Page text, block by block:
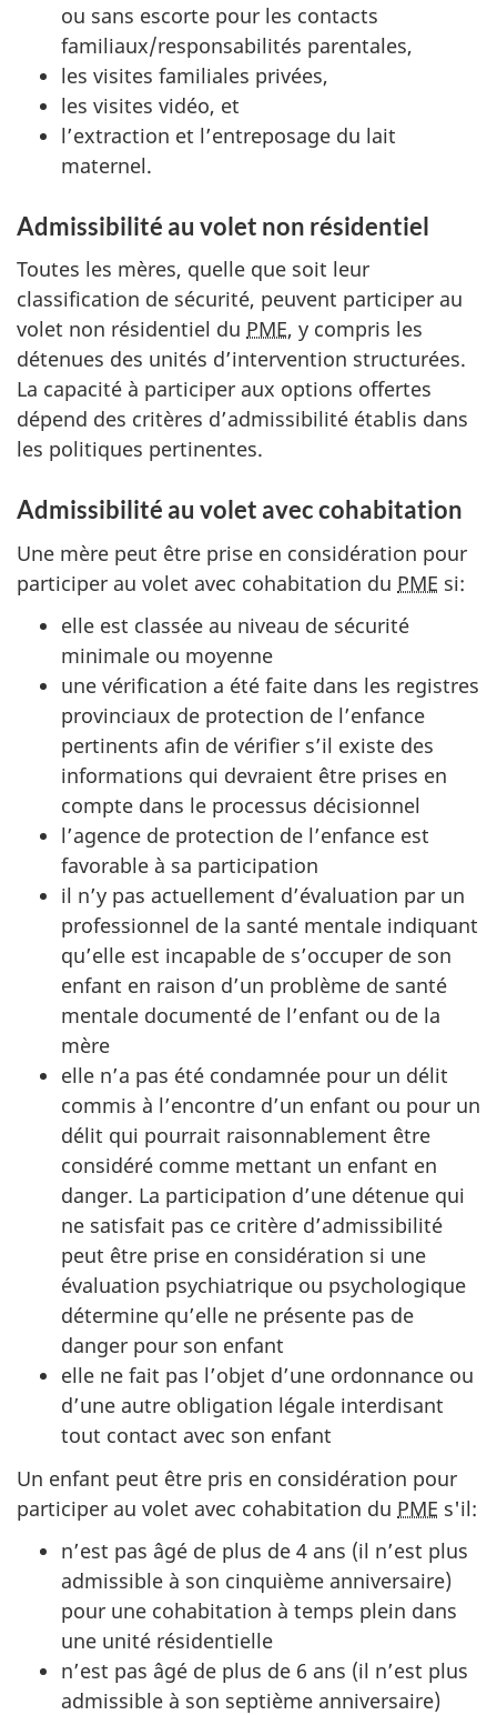
ou sans escorte pour les contacts
familiaux/responsabilités parentales,
les visites familiales privées,
les visites vidéo, et
l’extraction et l’entreposage du lait
maternel.
Admissibilité au volet non résidentiel
Toutes les mères, quelle que soit leur
classification de sécurité, peuvent participer au
volet non résidentiel du PME, y compris les
détenues des unités d’intervention structurées.
La capacité à participer aux options offertes
dépend des critères d’admissibilité établis dans
les politiques pertinentes.
Admissibilité au volet avec cohabitation
Une mère peut être prise en considération pour
participer au volet avec cohabitation du PME si:
elle est classée au niveau de sécurité
minimale ou moyenne
une vérification a été faite dans les registres
provinciaux de protection de l’enfance
pertinents afin de vérifier s’il existe des
informations qui devraient être prises en
compte dans le processus décisionnel
l’agence de protection de l’enfance est
favorable à sa participation
il n’y pas actuellement d’évaluation par un
professionnel de la santé mentale indiquant
qu’elle est incapable de s’occuper de son
enfant en raison d’un problème de santé
mentale documenté de l’enfant ou de la
mère
elle n’a pas été condamnée pour un délit
commis à l’encontre d’un enfant ou pour un
délit qui pourrait raisonnablement être
considéré comme mettant un enfant en
danger. La participation d’une détenue qui
ne satisfait pas ce critère d’admissibilité
peut être prise en considération si une
évaluation psychiatrique ou psychologique
détermine qu’elle ne présente pas de
danger pour son enfant
elle ne fait pas l’objet d’une ordonnance ou
d’une autre obligation légale interdisant
tout contact avec son enfant
Un enfant peut être pris en considération pour
participer au volet avec cohabitation du PME s'il:
n’est pas âgé de plus de 4 ans (il n’est plus
admissible à son cinquième anniversaire)
pour une cohabitation à temps plein dans
une unité résidentielle
n’est pas âgé de plus de 6 ans (il n’est plus
admissible à son septième anniversaire)